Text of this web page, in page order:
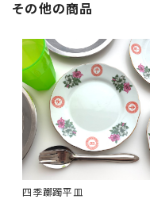
その他の商品
四季躑躅平皿